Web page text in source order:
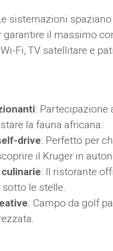
sistemazioni
il massimo
Fi, TV satellitare e
: Partecipazione
la fauna africana.
drive: Perfetto per
il Kruger in
: Il ristorante
le stelle.
: Campo da golf